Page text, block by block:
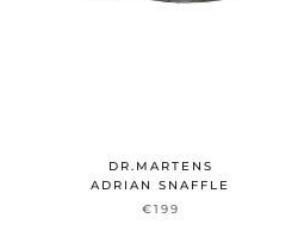
DR.MARTENS
ADRIAN SNAFFLE
€199